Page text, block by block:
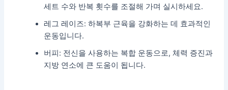
세트 수와 반복 횟수를 조절해 가며 실시하세요.
레그 레이즈: 하복부 근육을 강화하는 데 효과적인
운동입니다.
버피: 전신을 사용하는 복합 운동으로, 체력 증진과
지방 연소에 큰 도움이 됩니다.